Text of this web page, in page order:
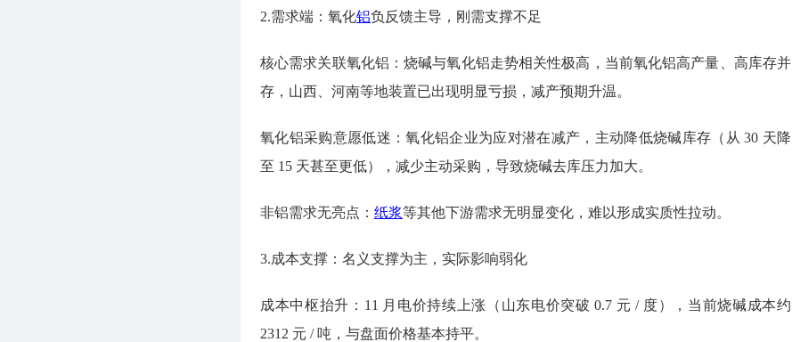
2.需求端：氧化铝负反馈主导，刚需支撑不足
核心需求关联氧化铝：烧碱与氧化铝走势相关性极高，当前氧化铝高产量、高库存并
存，山西、河南等地装置已出现明显亏损，减产预期升温。
氧化铝采购意愿低迷：氧化铝企业为应对潜在减产，主动降低烧碱库存（从 30 天降
至 15 天甚至更低），减少主动采购，导致烧碱去库压力加大。
非铝需求无亮点： 纸浆等其他下游需求无明显变化，难以形成实质性拉动。
3.成本支撑：名义支撑为主，实际影响弱化
成本中枢抬升：11 月电价持续上涨（山东电价突破 0.7 元 / 度），当前烧碱成本约
2312 元 / 吨，与盘面价格基本持平。